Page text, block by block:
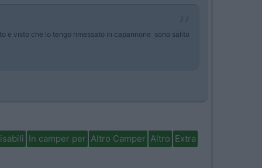
e visto che lo tengo rimessato in capannone sono salito
In camper per Altro Camper Altro Extra